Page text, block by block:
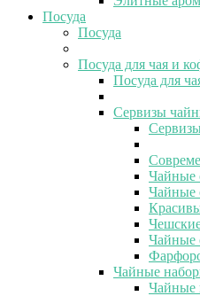
Посуда
Посуда
Посуда для чая и
Посуда для
Сервизы
Чайные
Чайные
Чайные
Чайные
Чайные